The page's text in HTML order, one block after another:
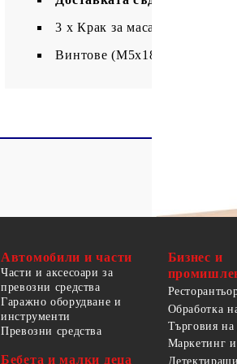
3 x Крак за маса за хранене
Винтове (M5x18 мм) за
Автомобили и части
Части и аксесоари за
превозни средства
Гаражно оборудване и
инструменти
Превозни средства
Бебета и малки деца
Бизнес и
Обработка
Търговия на
Маркетинг